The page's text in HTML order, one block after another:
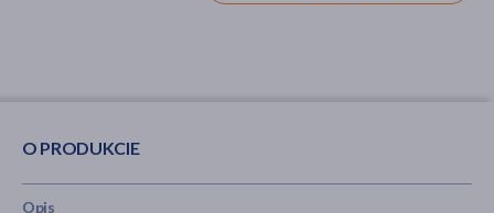
O PRODUKCIE
Opis